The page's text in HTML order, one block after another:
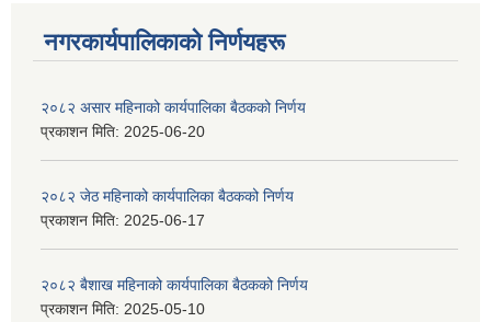
नगरकार्यपालिकाकाे निर्णयहरू
२०८२ असार महिनाको कार्यपालिका बैठकको निर्णय
प्रकाशन मिति: 2025-06-20
२०८२ जेठ महिनाको कार्यपालिका बैठकको निर्णय
प्रकाशन मिति: 2025-06-17
२०८२ बैशाख महिनाको कार्यपालिका बैठकको निर्णय
प्रकाशन मिति: 2025-05-10